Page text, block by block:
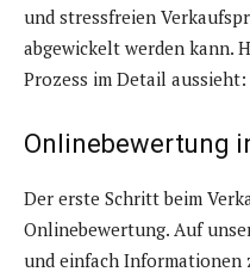
und stressfreien
abgewickelt werden kann.
Prozess im Detail aussieht:
Onlinebewertung
Der erste Schritt beim
Onlinebewertung. Auf
und einfach Informationen